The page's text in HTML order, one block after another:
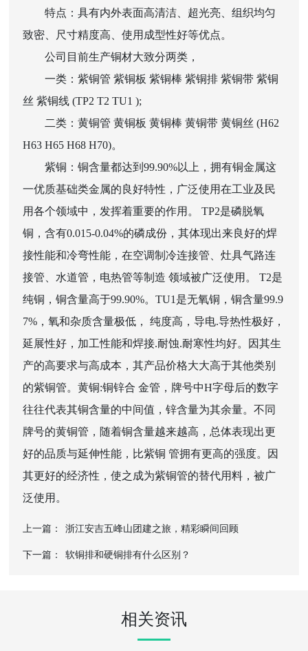
特点：具有内外表面高清洁、超光亮、组织均匀
致密、尺寸精度高、使用成型性好等优点。
公司目前生产铜材大致分两类，
一类：紫铜管 紫铜板 紫铜棒 紫铜排 紫铜带 紫铜
丝 紫铜线 (TP2 T2 TU1 );
二类：黄铜管 黄铜板 黄铜棒 黄铜带 黄铜丝 (H62
H63 H65 H68 H70)。
紫铜：铜含量都达到99.90%以上，拥有铜金属这
一优质基础类金属的良好特性，广泛使用在工业及民
用各个领域中，发挥着重要的作用。 TP2是磷脱氧
铜，含有0.015-0.04%的磷成份，其体现出来良好的焊
接性能和冷弯性能，在空调制冷连接管、灶具气路连
接管、水道管，电热管等制造 领域被广泛使用。 T2是
纯铜，铜含量高于99.90%。TU1是无氧铜，铜含量99.9
7%，氧和杂质含量极低， 纯度高，导电.导热性极好，
延展性好，加工性能和焊接.耐蚀.耐寒性均好。因其生
产的高要求与高成本，其产品价格大大高于其他类别
的紫铜管。黄铜:铜锌合 金管，牌号中H字母后的数字
往往代表其铜含量的中间值，锌含量为其余量。不同
牌号的黄铜管，随着铜含量越来越高，总体表现出更
好的品质与延伸性能，比紫铜 管拥有更高的强度。因
其更好的经济性，使之成为紫铜管的替代用料，被广
泛使用。
上一篇： 浙江安吉五峰山团建之旅，精彩瞬间回顾
下一篇： 软铜排和硬铜排有什么区别？
相关资讯